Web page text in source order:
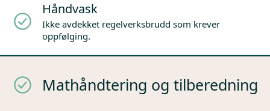
Håndvask
Ikke avdekket regelverksbrudd som krever
oppfølging.
Mathåndtering og tilberedning